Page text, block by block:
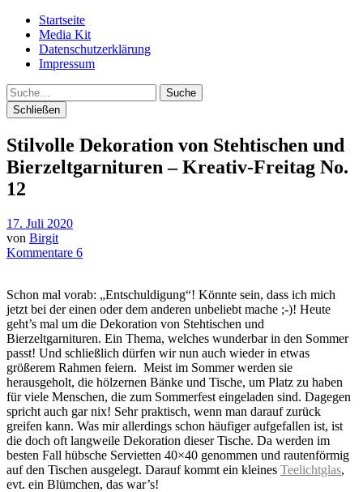
Startseite
Media Kit
Datenschutzerklärung
Impressum
Suche
Schließen
Stilvolle Dekoration von Stehtischen und
Bierzeltgarnituren – Kreativ-Freitag No.
12
17. Juli 2020
von Birgit
Kommentare 6
Schon mal vorab: „Entschuldigung“! Könnte sein, dass ich mich
jetzt bei der einen oder dem anderen unbeliebt mache ;-)! Heute
geht’s mal um die Dekoration von Stehtischen und
Bierzeltgarnituren. Ein Thema, welches wunderbar in den Sommer
passt! Und schließlich dürfen wir nun auch wieder in etwas
größerem Rahmen feiern. Meist im Sommer werden sie
herausgeholt, die hölzernen Bänke und Tische, um Platz zu haben
für viele Menschen, die zum Sommerfest eingeladen sind. Dagegen
spricht auch gar nix! Sehr praktisch, wenn man darauf zurück
greifen kann. Was mir allerdings schon häufiger aufgefallen ist, ist
die doch oft langweile Dekoration dieser Tische. Da werden im
besten Fall hübsche Servietten 40×40 genommen und rautenförmig
auf den Tischen ausgelegt. Darauf kommt ein kleines Teelichtglas,
evt. ein Blümchen, das war’s!